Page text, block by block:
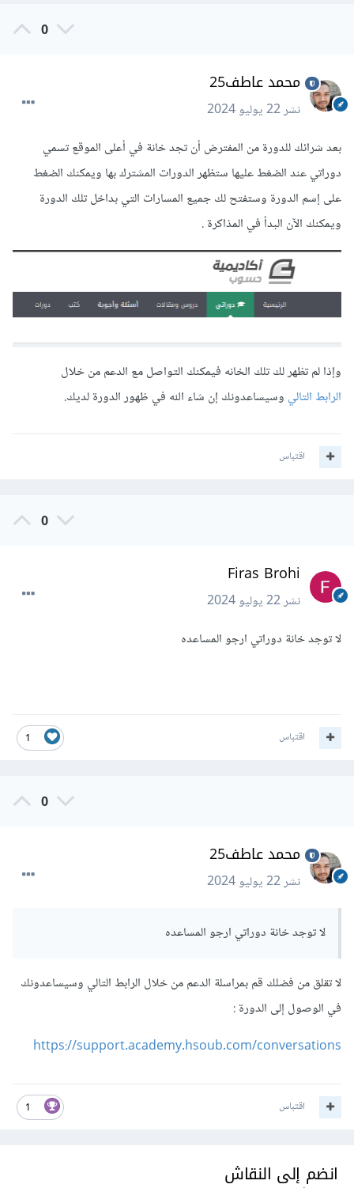
0
محمد عاطف25
نشر22 يوليو 2024
بعد شرائك للدورة من المفترض أن تجد خانة في أعلى الموقع تسمي
دوراتي عند الضغط عليها ستظهر الدورات المشترك بها ويمكنك الضغط
على إسم الدورة وستفتح لك جميع المسارات التي بداخل تلك الدورة
ويمكنك الآن البدأ في المذاكرة .
وإذا لم تظهر لك تلك الخانه فيمكنك التواصل مع الدعم من خلال
الرابط التاليوسيساعدونك إن شاء الله في ظهور الدورة لديك.
اقتباس
0
Firas Brohi
نشر22 يوليو 2024
لا توجد خانة دوراتي ارجو المساعده
1 اقتباس
0
محمد عاطف25
نشر22 يوليو 2024
لا توجد خانة دوراتي ارجو المساعده
لا تقلق من فضلك قم بمراسلة الدعم من خلال الرابط التالي وسيساعدونك
في الوصول إلى الدورة :
https://support.academy.hsoub.com/conversations
1 اقتباس
انضم إلى النقاش